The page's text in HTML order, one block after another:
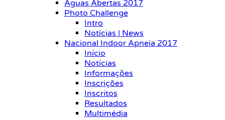
Águas Abertas 2017
Photo Challenge
Intro
Notícias | News
Nacional Indoor Apneia 2017
Início
Notícias
Informações
Inscrições
Inscritos
Resultados
Multimédia